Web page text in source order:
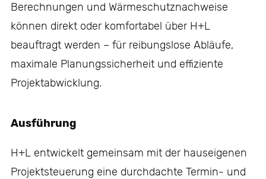
Berechnungen und Wärmeschutznachweise
können direkt oder komfortabel über H+L
beauftragt werden – für reibungslose Abläufe,
maximale Planungssicherheit und effiziente
Projektabwicklung.
Ausführung
H+L entwickelt gemeinsam mit der hauseigenen
Projektsteuerung eine durchdachte Termin- und